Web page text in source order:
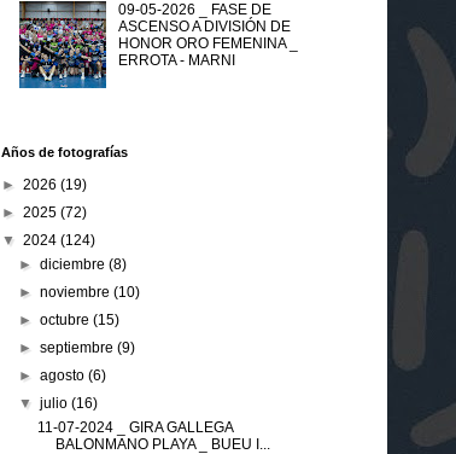
09-05-2026 _ FASE DE
ASCENSO A DIVISIÓN DE
HONOR ORO FEMENINA _
ERROTA - MARNI
Años de fotografías
► 2026 (19)
► 2025 (72)
▼ 2024 (124)
►diciembre(8)
►noviembre(10)
►octubre(15)
►septiembre(9)
►agosto(6)
▼julio(16)
11-07-2024 _ GIRA GALLEGA
BALONMANO PLAYA _ BUEU I...